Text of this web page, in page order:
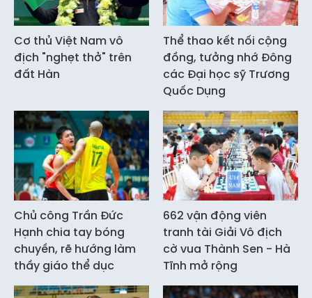
Cơ thủ Việt Nam vô
địch "nghẹt thở" trên
đất Hàn
Thể thao kết nối cộng
đồng, tưởng nhớ Đông
các Đại học sỹ Trương
Quốc Dụng
Chủ công Trần Đức
Hạnh chia tay bóng
chuyền, rẽ hướng làm
thầy giáo thể dục
662 vận động viên
tranh tài Giải Vô địch
cờ vua Thành Sen - Hà
Tĩnh mở rộng